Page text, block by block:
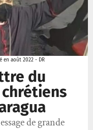
en août 2022 - DR
du
chrétiens
de grande